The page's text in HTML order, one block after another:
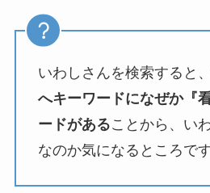
いわしさんを検索すると、
へキーワードになぜか『
ードがあることから、い
なのか気になるところで